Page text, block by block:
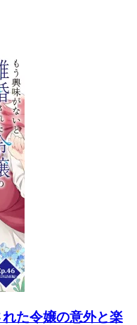
た令嬢の意外と楽